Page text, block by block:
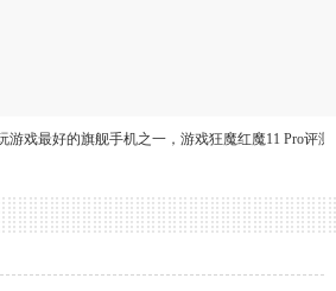
赢了
推出亲子IP「哒哒欢乐家」，构建高品质亲子旅居
党闭眼入的高性价比手机是哪款？
荣耀WIN评
已定，产品落地，Gerard Williams离职影响有限